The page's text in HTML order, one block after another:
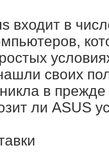
входит в
своих
в
ли ASUS